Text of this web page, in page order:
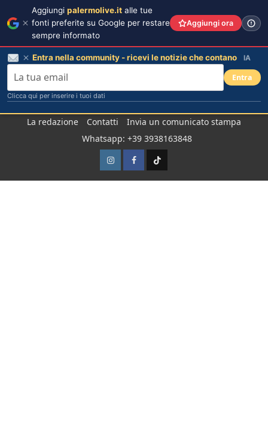
La redazione Contatti
Invia un comunicato stampa
Whatsapp: +39 3938163848
InstagramFacebook
TikTok
Aggiungi palermolive.it alle tue
fonti preferite su Google per restare
sempre informato
Aggiungi ora
Entra nella community - ricevi le notizie che contano IA
Entra
Clicca qui per inserire i tuoi dati